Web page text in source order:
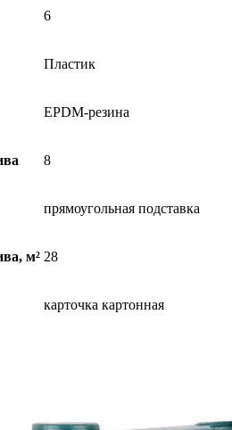
6
Пластик
EPDM-резина
8
прямоугольная подставка
м² 28
карточка картонная